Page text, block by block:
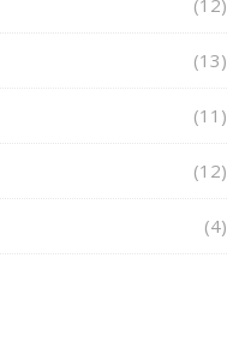
(12)
(13)
(11)
(12)
(4)